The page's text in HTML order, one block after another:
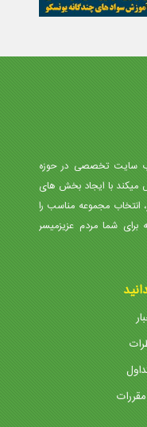
سایت تخصصی در حوزه
با ایجاد بخش های
انتخاب مجموعه مناسب را
برای شما مردم عزیزمیسر